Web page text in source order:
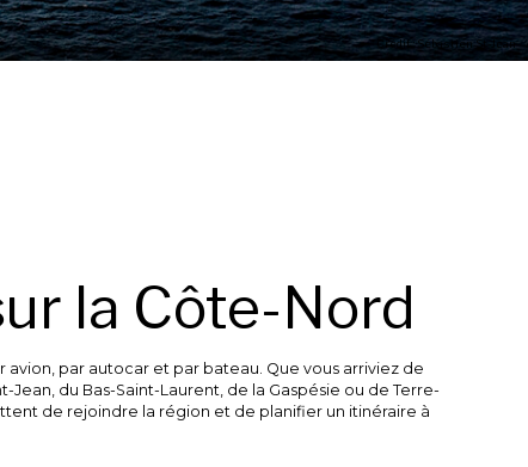
Crédit : Sébastien St-Jean
la Côte-Nord
avion, par autocar et par bateau. Que vous arriviez de
du Bas-Saint-Laurent, de la Gaspésie ou de Terre-
de rejoindre la région et de planifier un itinéraire à